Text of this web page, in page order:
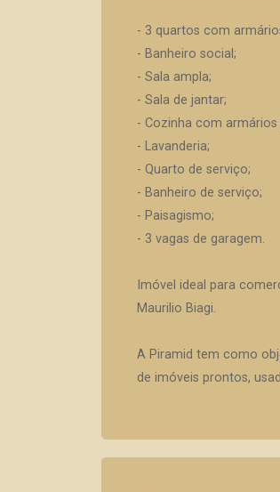
- 3 quartos com
- Banheiro social;
- Sala ampla;
- Sala de jantar;
- Cozinha com armários
- Lavanderia;
- Quarto de serviço;
- Banheiro de serviço;
- Paisagismo;
- 3 vagas de garagem.
Imóvel ideal para
Maurilio Biagi.
A Piramid tem como
de imóveis prontos,